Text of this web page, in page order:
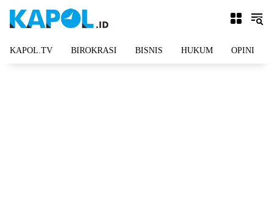
KAPOL.TV BIROKRASI BISNIS HUKUM OPINI